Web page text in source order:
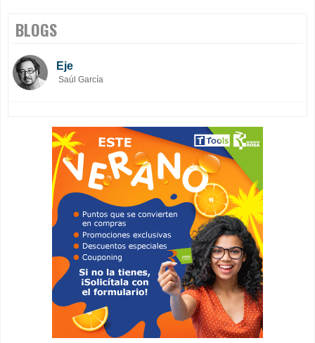
BLOGS
Eje
Saúl García